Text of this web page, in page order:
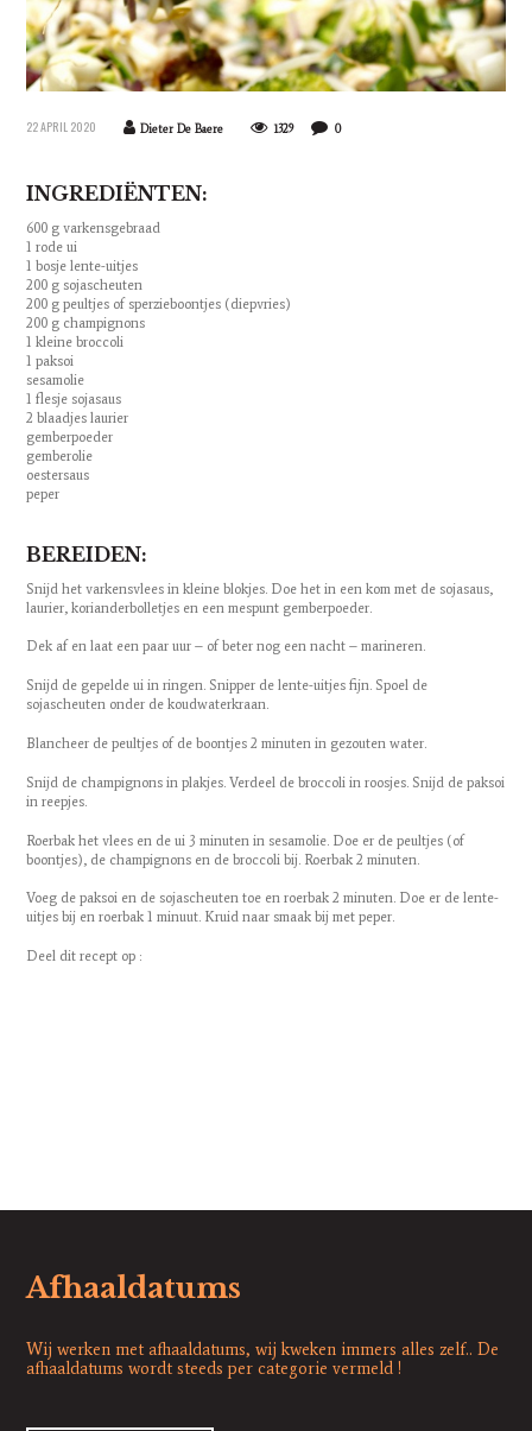
22 APRIL 2020 Dieter De Baere 1329 0
INGREDIËNTEN:
600 g varkensgebraad
1 rode ui
1 bosje lente-uitjes
200 g sojascheuten
200 g peultjes of sperzieboontjes (diepvries)
200 g champignons
1 kleine broccoli
1 paksoi
sesamolie
1 flesje sojasaus
2 blaadjes laurier
gemberpoeder
gemberolie
oestersaus
peper
BEREIDEN:
Snijd het varkensvlees in kleine blokjes. Doe het in een kom met de sojasaus,
laurier, korianderbolletjes en een mespunt gemberpoeder.
Dek af en laat een paar uur – of beter nog een nacht – marineren.
Snijd de gepelde ui in ringen. Snipper de lente-uitjes fijn. Spoel de
sojascheuten onder de koudwaterkraan.
Blancheer de peultjes of de boontjes 2 minuten in gezouten water.
Snijd de champignons in plakjes. Verdeel de broccoli in roosjes. Snijd de paksoi
in reepjes.
Roerbak het vlees en de ui 3 minuten in sesamolie. Doe er de peultjes (of
boontjes), de champignons en de broccoli bij. Roerbak 2 minuten.
Voeg de paksoi en de sojascheuten toe en roerbak 2 minuten. Doe er de lente-
uitjes bij en roerbak 1 minuut. Kruid naar smaak bij met peper.
Deel dit recept op :
Afhaaldatums
Wij werken met afhaaldatums, wij kweken immers alles zelf.. De
afhaaldatums wordt steeds per categorie vermeld !